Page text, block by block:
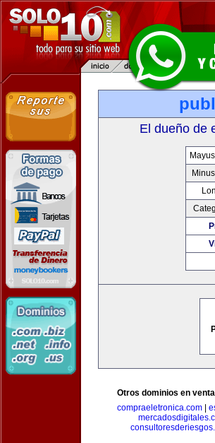
El dueño de
Otros dominios en
compraeletronica.com